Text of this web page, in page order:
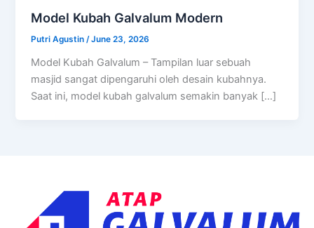
Model Kubah Galvalum Modern
Putri Agustin /June 23, 2026
Model Kubah Galvalum – Tampilan luar sebuah
masjid sangat dipengaruhi oleh desain kubahnya.
Saat ini, model kubah galvalum semakin banyak […]